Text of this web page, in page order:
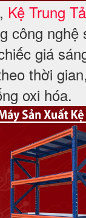
Kệ Trung
công nghệ
giá
thời
oxi hóa.